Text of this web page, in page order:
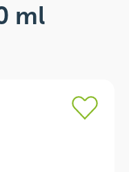
ml